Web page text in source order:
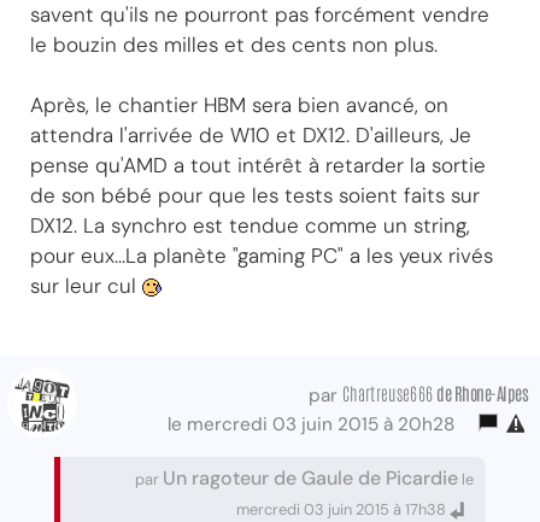
savent qu'ils ne pourront pas forcément vendre
le bouzin des milles et des cents non plus.
Après, le chantier HBM sera bien avancé, on
attendra l'arrivée de W10 et DX12. D'ailleurs, Je
pense qu'AMD a tout intérêt à retarder la sortie
de son bébé pour que les tests soient faits sur
DX12. La synchro est tendue comme un string,
pour eux...La planète "gaming PC" a les yeux rivés
sur leur cul
par Chartreuse666 de Rhone-Alpes
le mercredi 03 juin 2015 à 20h28
par Un ragoteur de Gaule de Picardie le
mercredi 03 juin 2015 à 17h38